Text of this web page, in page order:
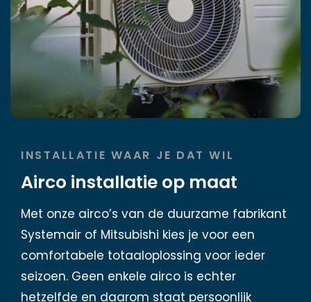
INSTALLATIE WAAR JE DAT WIL
Airco installatie op maat
Met onze airco’s van de duurzame fabrikant
Systemair of Mitsubishi kies je voor een
comfortabele totaaloplossing voor ieder
seizoen. Geen enkele airco is echter
hetzelfde en daarom staat persoonlijk